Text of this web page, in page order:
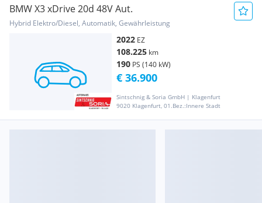
BMW X3 xDrive 20d 48V Aut.
Hybrid Elektro/Diesel, Automatik, Gewährleistung
2022 EZ
108.225 km
190 PS (140 kW)
Sintschnig & Soria GmbH | Klagenfurt
9020 Klagenfurt, 01.Bez.:Innere Stadt
€ 36.900